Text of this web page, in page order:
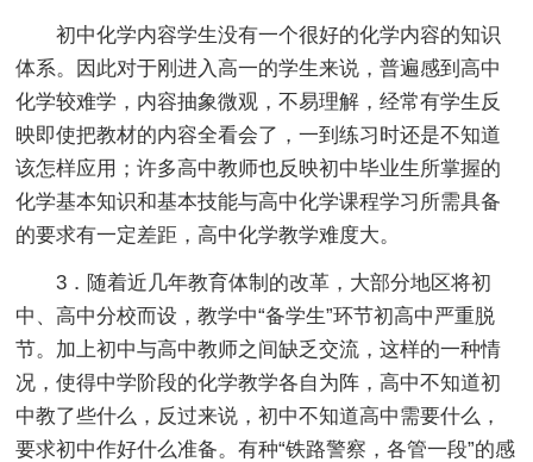
初中化学内容学生没有一个很好的化学内容的知识
体系。因此对于刚进入高一的学生来说，普遍感到高中
化学较难学，内容抽象微观，不易理解，经常有学生反
映即使把教材的内容全看会了，一到练习时还是不知道
该怎样应用；许多高中教师也反映初中毕业生所掌握的
化学基本知识和基本技能与高中化学课程学习所需具备
的要求有一定差距，高中化学教学难度大。
3．随着近几年教育体制的改革，大部分地区将初
中、高中分校而设，教学中“备学生”环节初高中严重脱
节。加上初中与高中教师之间缺乏交流，这样的一种情
况，使得中学阶段的化学教学各自为阵，高中不知道初
中教了些什么，反过来说，初中不知道高中需要什么，
要求初中作好什么准备。有种“铁路警察，各管一段”的感